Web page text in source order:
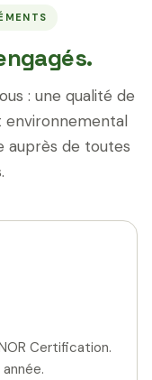
: une qualité de
environnemental
auprès de toutes
Certification.